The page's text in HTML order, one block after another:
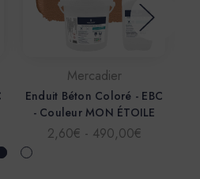
Mercadier
Enduit Béton Coloré - EBC
- Couleur MON ÉTOILE
2,60€ - 490,00€